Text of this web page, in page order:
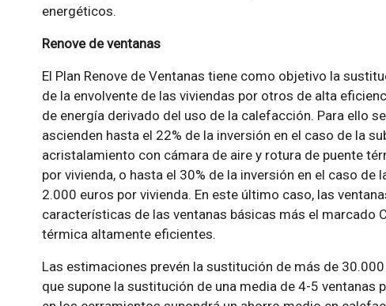
energéticos.
Renove de ventanas
El Plan Renove de Ventanas tiene como objetivo la
de la envolvente de las viviendas por otros de alta
de energía derivado del uso de la calefacción. Para ello
ascienden hasta el 22% de la inversión en el caso de la
acristalamiento con cámara de aire y rotura de puente
por vivienda, o hasta el 30% de la inversión en el caso de
2.000 euros por vivienda. En este último caso, las
características de las ventanas básicas más el marcado
térmica altamente eficientes.
Las estimaciones prevén la sustitución de más de
que supone la sustitución de una media de 4-5 ventanas